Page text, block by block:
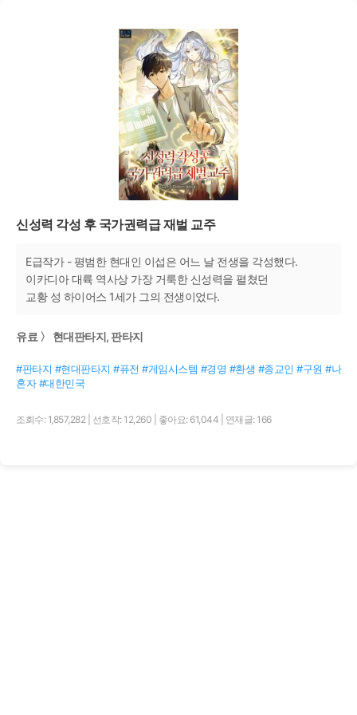
신성력 각성 후 국가권력급 재벌 교주
E급작가 - 평범한 현대인 이섭은 어느 날 전생을 각성했다.
이카디아 대륙 역사상 가장 거룩한 신성력을 펼쳤던
교황 성 하이어스 1세가 그의 전생이었다.
유료 〉 현대판타지, 판타지
#판타지 #현대판타지 #퓨전 #게임시스템 #경영 #환생 #종교인 #구원 #나
혼자 #대한민국
조회수: 1,857,282 선호작: 12,260 좋아요: 61,044 연재글: 166